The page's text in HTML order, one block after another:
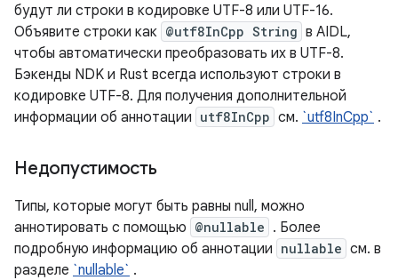
будут ли строки в кодировке UTF-8 или UTF-16.
Объявите строки как @utf8InCpp String в AIDL,
чтобы автоматически преобразовать их в UTF-8.
Бэкенды NDK и Rust всегда используют строки в
кодировке UTF-8. Для получения дополнительной
информации об аннотации utf8InCpp см. `utf8InCpp` .
Недопустимость
Типы, которые могут быть равны null, можно
аннотировать с помощью @nullable . Более
подробную информацию об аннотации nullable см. в
разделе `nullable` .